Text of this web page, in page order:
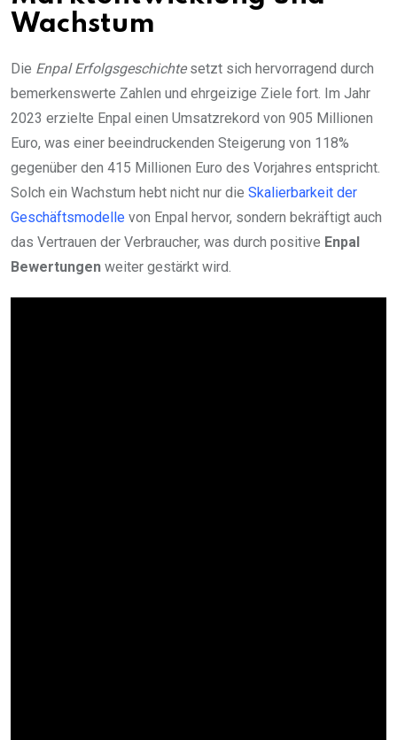
Wachstum
Die Enpal Erfolgsgeschichtesetzt sich hervorragend durch
bemerkenswerte Zahlen und ehrgeizige Ziele fort. Im Jahr
2023 erzielte Enpal einen Umsatzrekord von 905 Millionen
Euro, was einer beeindruckenden Steigerung von 118%
gegenüber den 415 Millionen Euro des Vorjahres entspricht.
Solch ein Wachstum hebt nicht nur die Skalierbarkeit der
Geschäftsmodelle von Enpal hervor, sondern bekräftigt auch
das Vertrauen der Verbraucher, was durch positive Enpal
Bewertungen weiter gestärkt wird.